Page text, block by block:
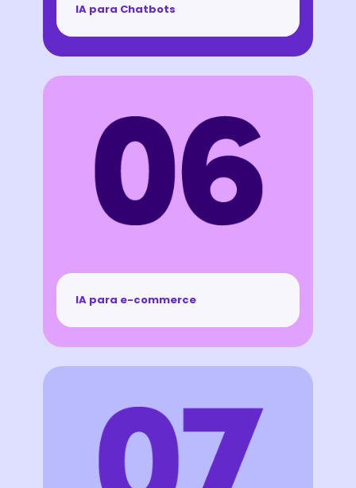
IA para Chatbots
IA para e-commerce